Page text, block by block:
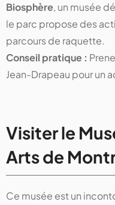
Biosphère, un musée
le parc propose des
parcours de raquette.
Conseil pratique :
Jean-Drapeau pour un
Visiter le
Arts de
Ce musée est un